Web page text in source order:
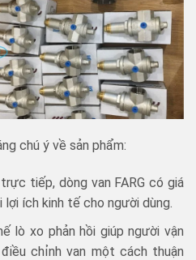
chú ý về sản phẩm:
tiếp, dòng van FARG có giá
ích kinh tế cho người dùng.
lò xo phản hồi giúp người vận
chỉnh van một cách thuận